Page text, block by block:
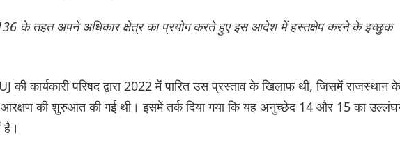
के तहत अपने अधिकार क्षेत्र का प्रयोग करते हुए इस आदेश में हस्तक्षेप करने के इच्छुक
की कार्यकारी परिषद द्वारा 2022 में पारित उस प्रस्ताव के खिलाफ थी, जिसमें राजस्थान के
की शुरुआत की गई थी। इसमें तर्क दिया गया कि यह अनुच्छेद 14 और 15 का
है।